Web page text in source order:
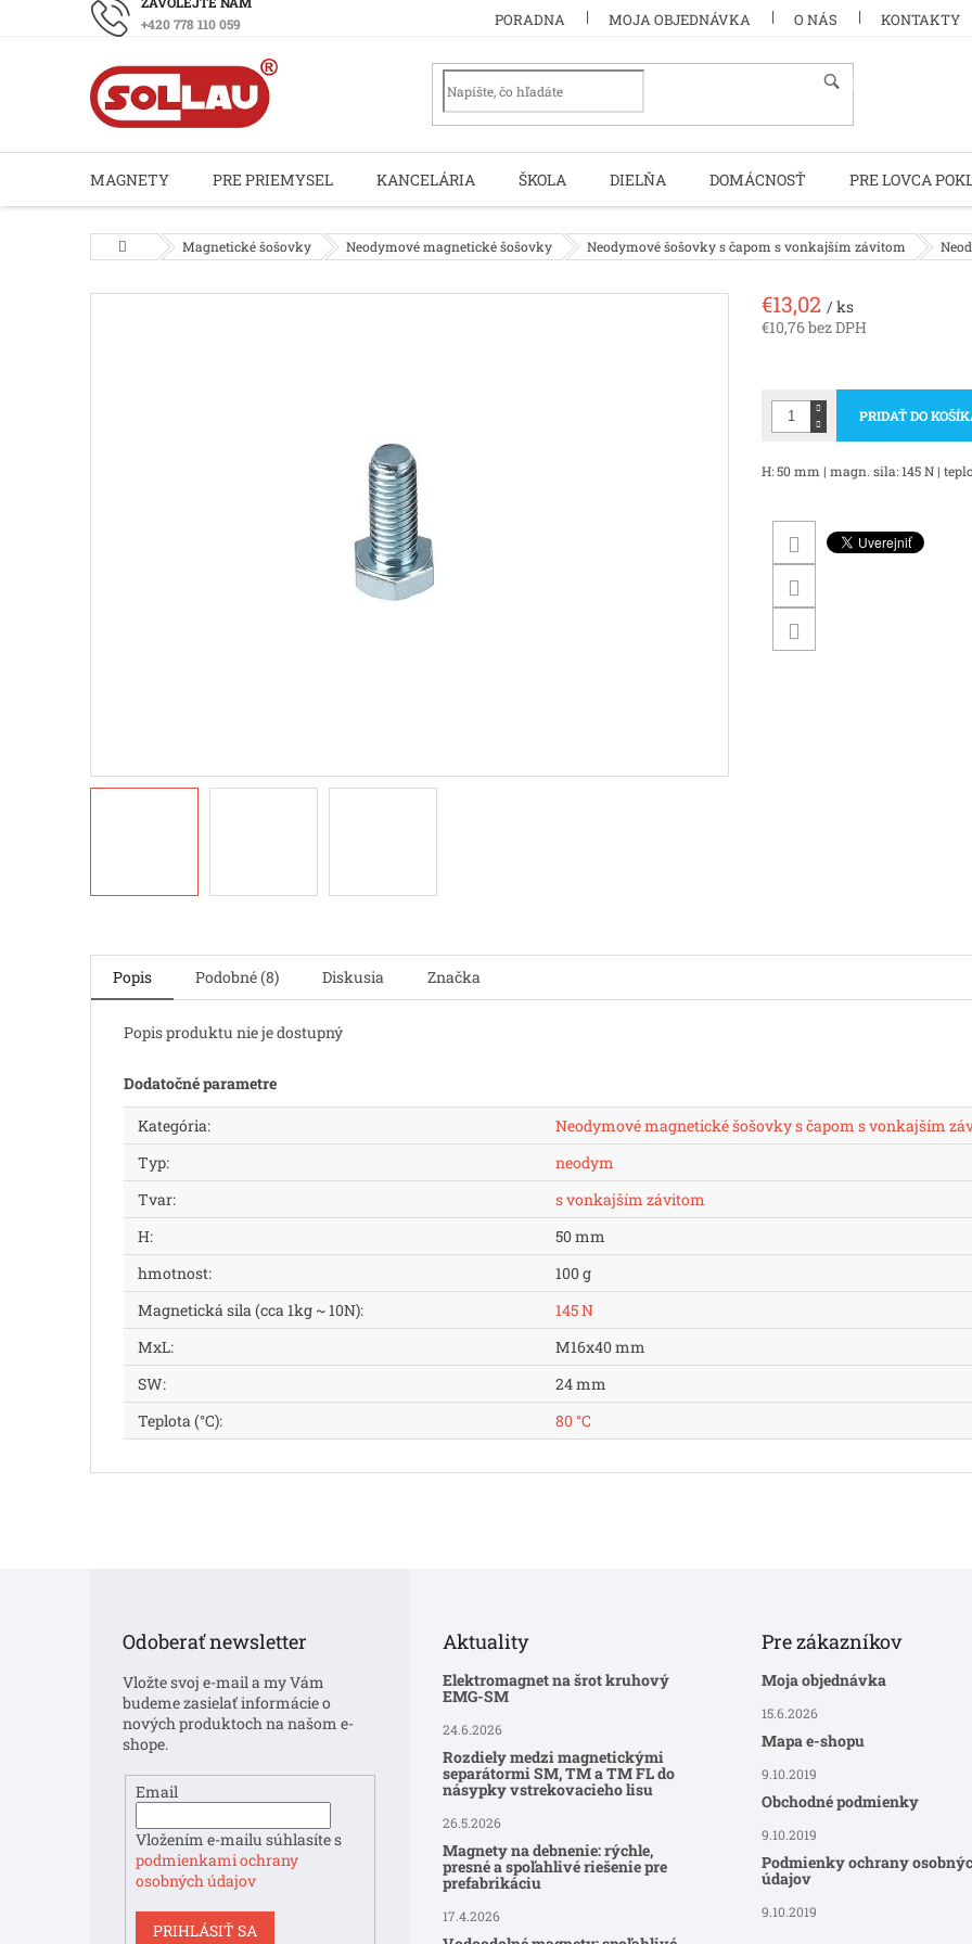
+420 778 110 059 PORADNA MOJA OBJEDNÁVKA O NÁS KONTAKTY
HĽADAŤ
MAGNETY PRE PRIEMYSEL KANCELÁRIA ŠKOLA DIELŇA DOMÁCNOSŤ PRE LOVCA
DomovMagnetické šošovky Neodymové magnetické šošovky Neodymové šošovky s čapom s vonkajším závitom
€13,02 / ks
€10,76 bez DPH
PRIDAŤ DO
H: 50 mm | magn. sila: 145 N |
Popis Podobné (8) Diskusia Značka
Popis produktu nie je dostupný
Dodatočné parametre
Kategória:
Neodymové magnetické šošovky s čapom s vonkajším
Typ:
neodym
Tvar:
s vonkajším závitom
H:
50 mm
hmotnost:
100 g
Magnetická sila (cca 1kg ~ 10N):
145 N
MxL:
M16x40 mm
SW:
24 mm
Teplota (°C): 80 °C
Odoberať newsletter
Vložte svoj e-mail a my Vám
budeme zasielať informácie o
nových produktoch na našom e-
shope.
Email
Vložením e-mailu súhlasíte s
podmienkami ochrany
osobných údajov
PRIHLÁSIŤ SA
Aktuality
Elektromagnet na šrot kruhový
EMG-SM
24.6.2026
Rozdiely medzi magnetickými
separátormi SM, TM a TM FL do
násypky vstrekovacieho lisu
26.5.2026
Magnety na debnenie: rýchle,
presné a spoľahlivé riešenie pre
prefabrikáciu
17.4.2026
Pre zákazníkov
Moja objednávka
15.6.2026
Mapa e-shopu
9.10.2019
Obchodné podmienky
9.10.2019
Podmienky ochrany
údajov
9.10.2019